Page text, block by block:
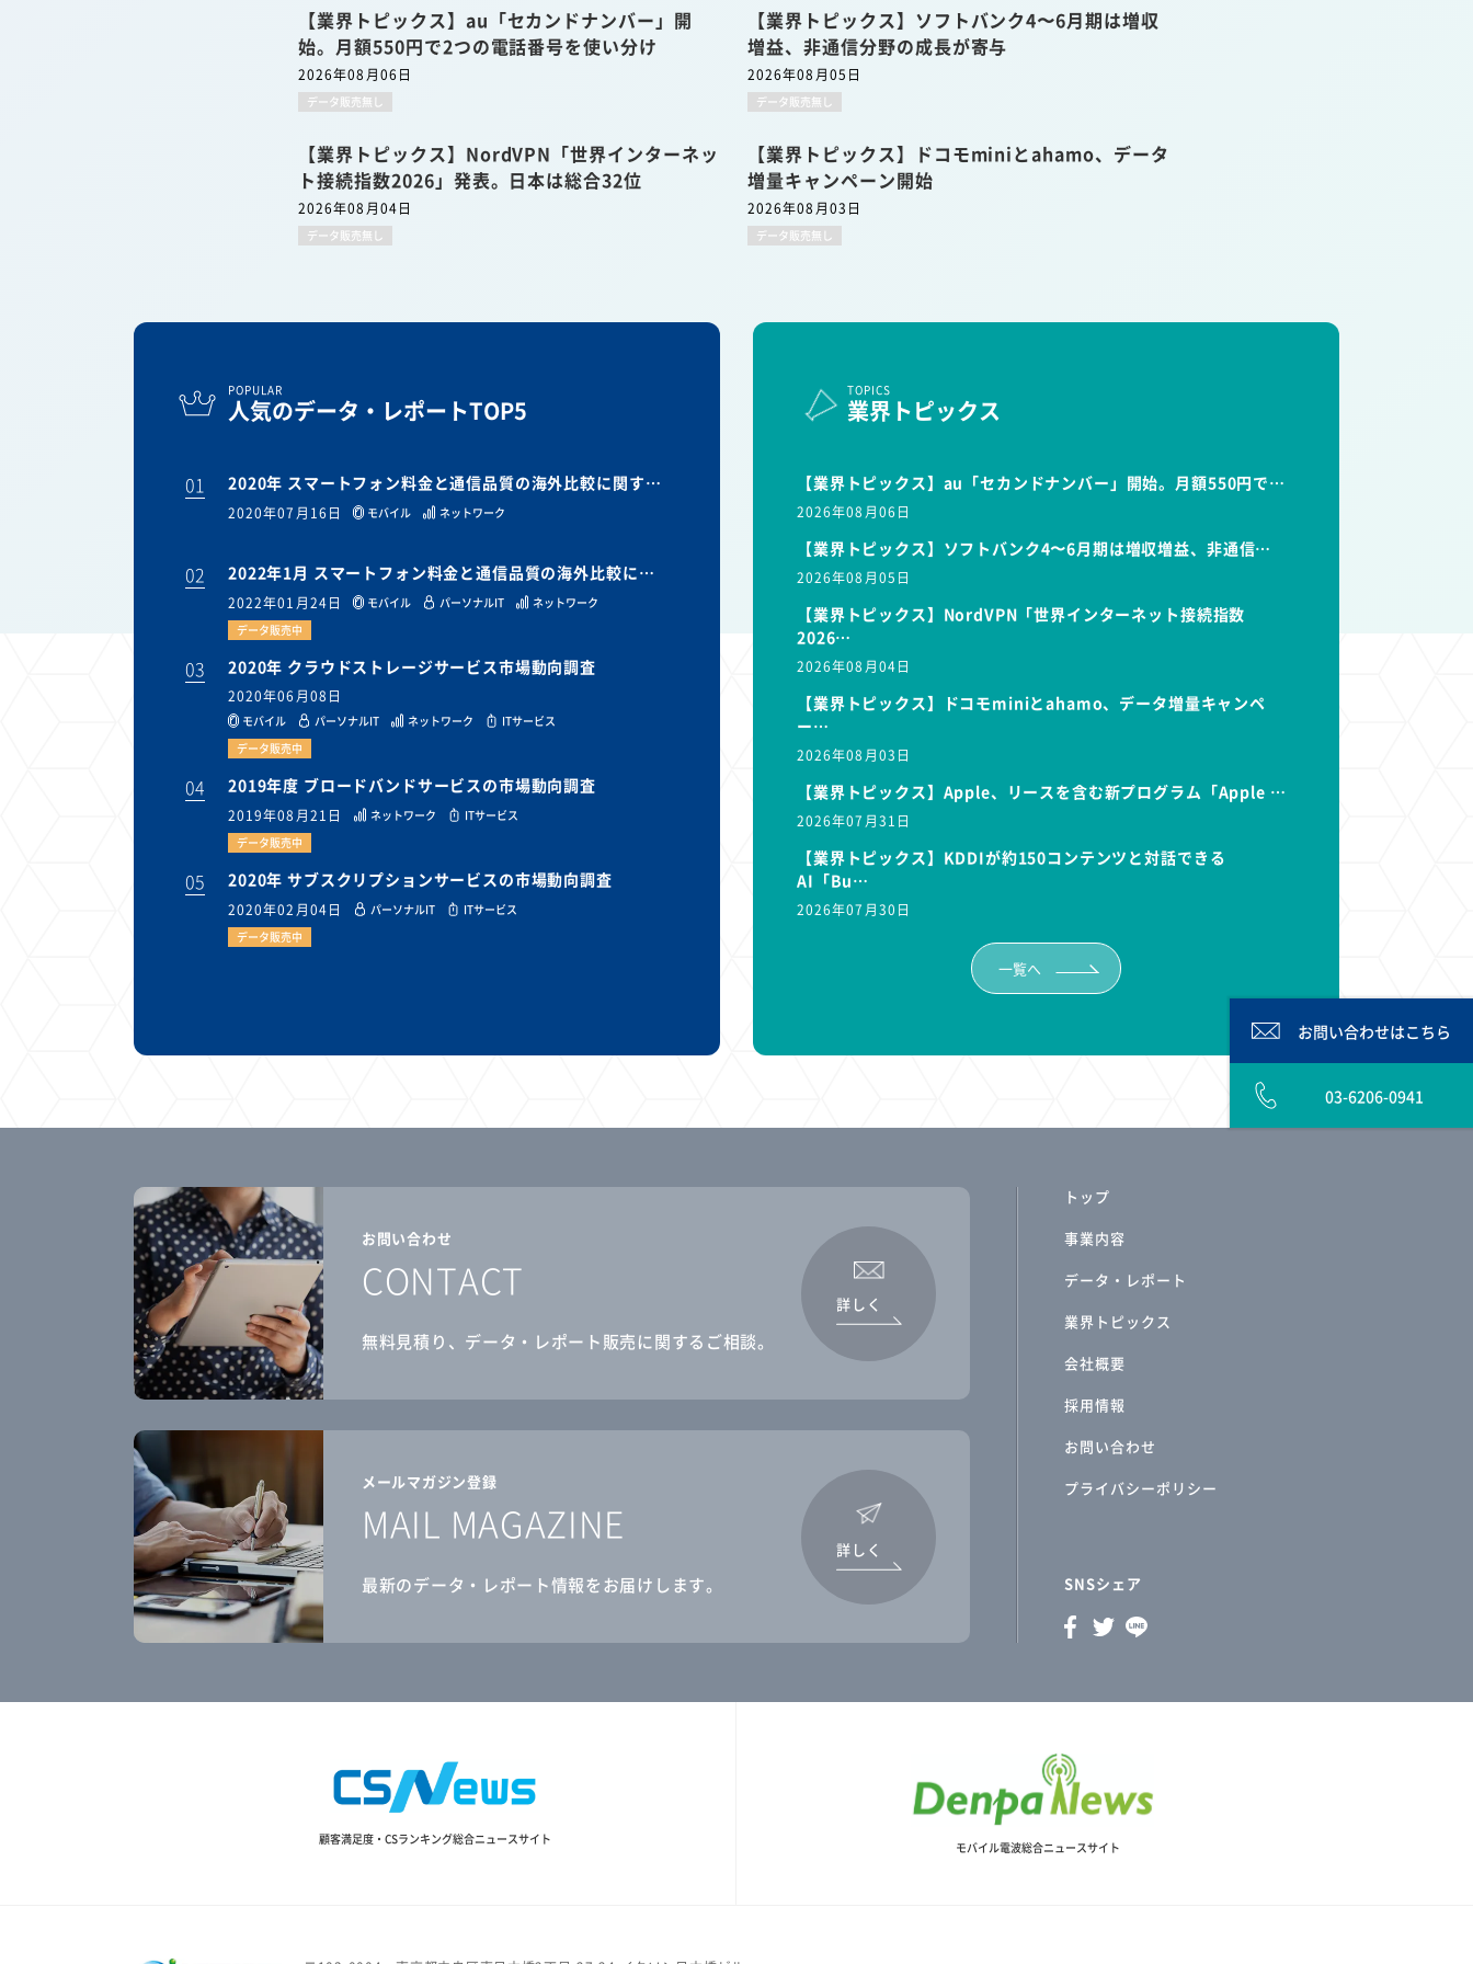
【業界トピックス】au「セカンドナンバー」開
始。月額550円で2つの電話番号を使い分け
2026年08月06日
データ販売無し
【業界トピックス】ソフトバンク4〜6月期は増収
増益、非通信分野の成長が寄与
2026年08月05日
データ販売無し
【業界トピックス】NordVPN「世界インターネッ
ト接続指数2026」発表。日本は総合32位
2026年08月04日
データ販売無し
【業界トピックス】ドコモminiとahamo、データ
増量キャンペーン開始
2026年08月03日
データ販売無し
POPULAR
人気のデータ・レポートTOP5
01 2020年 スマートフォン料金と通信品質の海外比較に関す…
2020年07月16日 モバイル ネットワーク
02 2022年1月 スマートフォン料金と通信品質の海外比較に…
2022年01月24日 モバイル パーソナルIT
ネットワーク
データ販売中
03 2020年 クラウドストレージサービス市場動向調査
2020年06月08日
モバイル パーソナルIT ネットワーク
ITサービス
データ販売中
04 2019年度 ブロードバンドサービスの市場動向調査
2019年08月21日 ネットワーク
ITサービス
データ販売中
05 2020年 サブスクリプションサービスの市場動向調査
2020年02月04日 パーソナルIT
ITサービス
データ販売中
TOPICS
業界トピックス
【業界トピックス】au「セカンドナンバー」開始。月額550円で…
2026年08月06日
【業界トピックス】ソフトバンク4〜6月期は増収増益、非通信…
2026年08月05日
【業界トピックス】NordVPN「世界インターネット接続指数
2026…
2026年08月04日
【業界トピックス】ドコモminiとahamo、データ増量キャンペ
ー…
2026年08月03日
【業界トピックス】Apple、リースを含む新プログラム「Apple …
2026年07月31日
【業界トピックス】KDDIが約150コンテンツと対話できる
AI「Bu…
2026年07月30日
一覧へ
お問い合わせはこちら
03-6206-0941
お問い合わせ
CONTACT
無料見積り、データ・レポート販売に関するご相談。
詳しく
メールマガジン登録
MAIL MAGAZINE
最新のデータ・レポート情報をお届けします。
詳しく
トップ
事業内容
データ・レポート
業界トピックス
会社概要
採用情報
お問い合わせ
プライバシーポリシー
SNSシェア
顧客満足度・CSランキング総合ニュースサイト
モバイル電波総合ニュースサイト